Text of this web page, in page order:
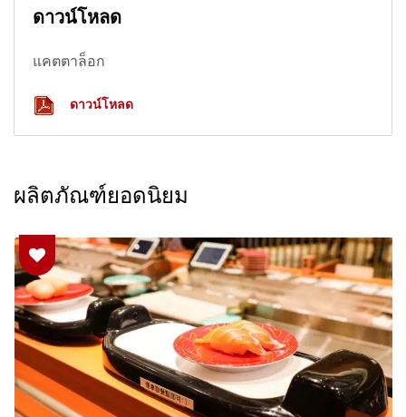
ดาวน์โหลด
แคตตาล็อก
ดาวน์โหลด
ผลิตภัณฑ์ยอดนิยม